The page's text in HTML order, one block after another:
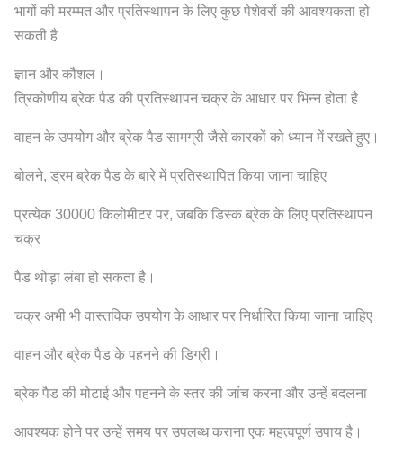
भागों की मरम्मत और प्रतिस्थापन के लिए कुछ पेशेवरों की आवश्यकता हो
सकती है
ज्ञान और कौशल।
त्रिकोणीय ब्रेक पैड की प्रतिस्थापन चक्र के आधार पर भिन्न होता है
वाहन के उपयोग और ब्रेक पैड सामग्री जैसे कारकों को ध्यान में रखते हुए।
बोलने, ड्रम ब्रेक पैड के बारे में प्रतिस्थापित किया जाना चाहिए
प्रत्येक 30000 किलोमीटर पर, जबकि डिस्क ब्रेक के लिए प्रतिस्थापन
चक्र
पैड थोड़ा लंबा हो सकता है।
चक्र अभी भी वास्तविक उपयोग के आधार पर निर्धारित किया जाना चाहिए
वाहन और ब्रेक पैड के पहनने की डिग्री।
ब्रेक पैड की मोटाई और पहनने के स्तर की जांच करना और उन्हें बदलना
आवश्यक होने पर उन्हें समय पर उपलब्ध कराना एक महत्वपूर्ण उपाय है।